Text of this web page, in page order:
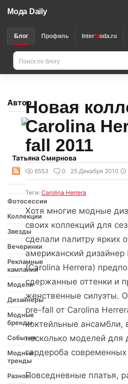
Мода Daily
Блог Профиль InterModa.ru
Автор
Татьяна Смирнова
Фотосессии
Коллекции
Звезды
Вечеринки
Рекламные
кампании
Модели
Дизайнеры
Модные
бренды
События
Модные
тренды
Разное
Новая
Carolina
fall 2011
6553 0 25 Декабря 2010
Теги:Carolina Herrera
Хотя многие модные
своих коллекций для
сделали палитру ярких
американский
(Carolina Herrera)
сдержанные оттенки и
женственные силуэты.
pre-fall от Carolina
коктейльные ансамбли,
несколько моделей для
гардероба
Повседневные платья,